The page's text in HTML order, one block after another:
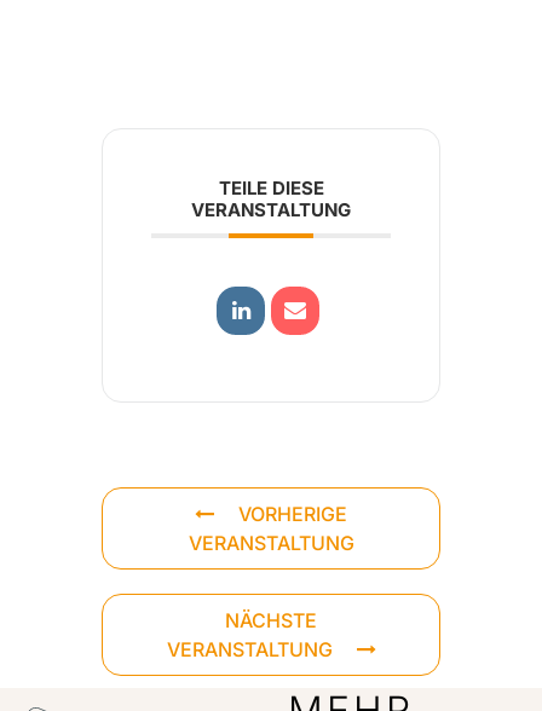
TEILE DIESE
VERANSTALTUNG
VORHERIGE
VERANSTALTUNG
NÄCHSTE
VERANSTALTUNG